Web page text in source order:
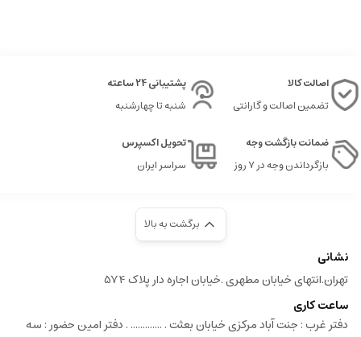
اصالت کالا
تضمین اصالت و گارانتی
پشتیبانی 24 ساعته
شنبه تا چهارشنبه
ضمانت بازگشت وجه
بازگرداندن وجه در ۷ روز
تحویل اکسپرس
سراسر ایران
برگشت به بالا
نشانی
تهران.انتهای خیابان مطهری .خیابان اجاره دار پلاک 574
ساعت کاری
دفتر غرب : جنت آباد مرکزی خیابان بعثت . ............. . دفتر امین حضور : سه